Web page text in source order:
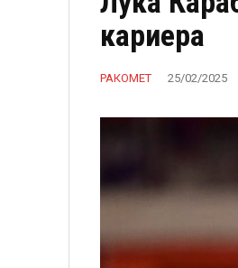
кариера
РАКОМЕТ 25/02/2025